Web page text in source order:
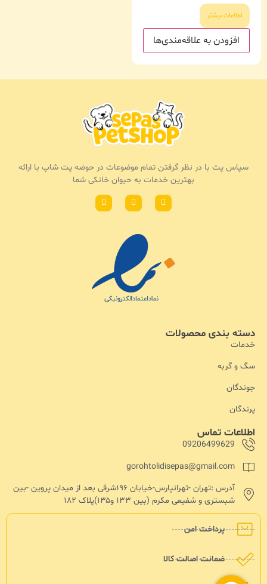
4.50
اطلاعات بیشتر
افزودن به علاقه‌مندی‌ها
پرداخت امن
ضمانت اصالت کالا
اطلاعات تماس
09206499629
gorohtolidisepas@gmail.com
آدرس :تهران -تهرانپارس-خیابان ۱۹۶شرقی بعد از میدان پروین -بین
شبستری و شفیعی مکرم (بین ۱۳۳ و۱۳۵)پلاک ۱۸۲
دسته بندی محصولات
خدمات
سگ و گربه
جوندگان
پرندگان
سپاس پت با در نظر گرفتن تمام موضوعات در حوضه پت شاپ با ارائه
بهترین خدمات به حیوان خانکی شما